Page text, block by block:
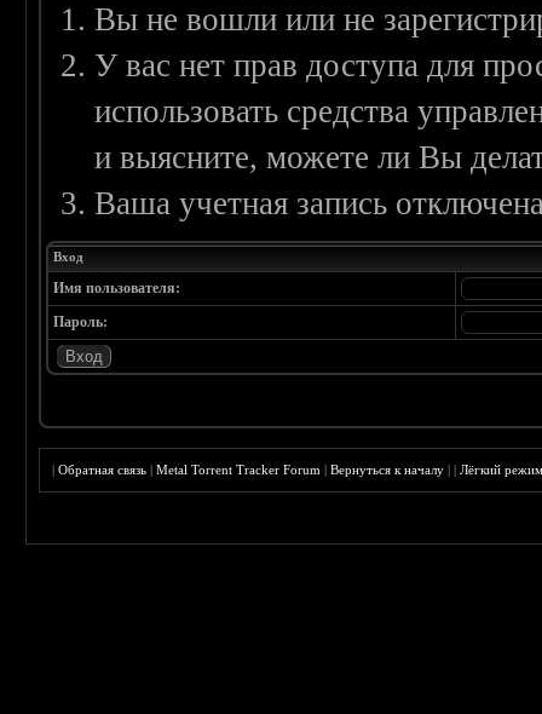
Вы не вошли или не
У вас нет прав доступа для
использовать средства
и выясните, можете ли Вы
Ваша учетная запись
Вход
Имя пользователя:
Пароль:
|Обратная связь |Metal Torrent Tracker Forum |Вернуться к началу ||Лёгкий